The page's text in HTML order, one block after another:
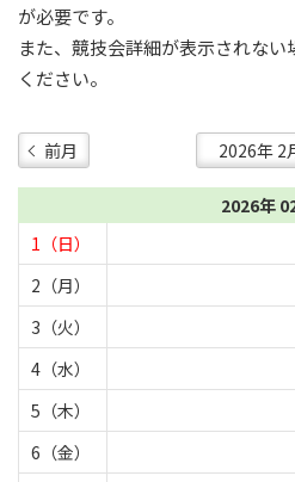
が必要です。
また、競技会詳細が表示されな
ください。
前月
2026年
1（日）
2（月）
3（火）
4（水）
5（木）
6（金）